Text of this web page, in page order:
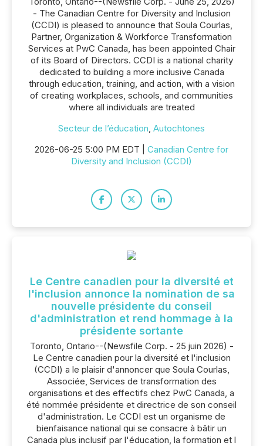
- The Canadian Centre for Diversity and Inclusion
(CCDI) is pleased to announce that Soula Courlas,
Partner, Organization & Workforce Transformation
Services at PwC Canada, has been appointed Chair
of its Board of Directors. CCDI is a national charity
dedicated to building a more inclusive Canada
through education, training, and action, with a vision
of creating workplaces, schools, and communities
where all individuals are treated
Secteur de l’éducation, Autochtones
2026-06-25 5:00 PM EDT | Canadian Centre for
Diversity and Inclusion (CCDI)
Le Centre canadien pour la diversité et
l'inclusion annonce la nomination de sa
nouvelle présidente du conseil
d'administration et rend hommage à la
présidente sortante
Toronto, Ontario--(Newsfile Corp. - 25 juin 2026) -
Le Centre canadien pour la diversité et l'inclusion
(CCDI) a le plaisir d'annoncer que Soula Courlas,
Associée, Services de transformation des
organisations et des effectifs chez PwC Canada, a
été nommée présidente et directrice de son conseil
d'administration. Le CCDI est un organisme de
bienfaisance national qui se consacre à bâtir un
Canada plus inclusif par l'éducation, la formation et l